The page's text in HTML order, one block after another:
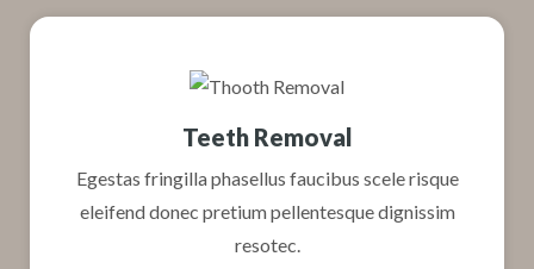
Teeth Removal
Egestas fringilla phasellus faucibus scele risque
eleifend donec pretium pellentesque dignissim
resotec.